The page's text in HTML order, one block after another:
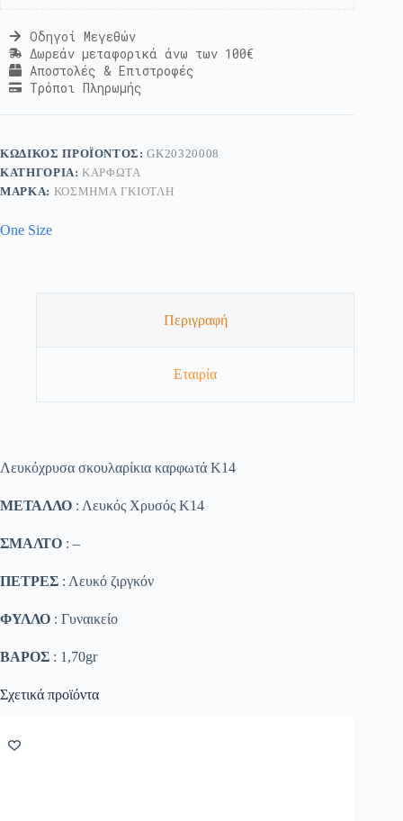
Οδηγοί Μεγεθών
Δωρεάν μεταφορικά άνω των 100€
Αποστολές & Επιστροφές
Τρόποι Πληρωμής
ΚΩΔΙΚΌΣ ΠΡΟΪΌΝΤΟΣ:GK20320008
ΚΑΤΗΓΟΡΊΑ:ΚΑΡΦΩΤΆ
ΜΆΡΚΑ: ΚΟΣΜΗΜΑ ΓΚΙΟΤΛΗ
One Size
Περιγραφή
Εταιρία
Λευκόχρυσα σκουλαρίκια καρφωτά Κ14
ΜΕΤΑΛΛΟ : Λευκός Χρυσός K14
ΣΜΑΛΤΟ : –
ΠΕΤΡΕΣ : Λευκό ζιργκόν
ΦΥΛΛΟ : Γυναικείο
ΒΑΡΟΣ : 1,70gr
Σχετικά προϊόντα